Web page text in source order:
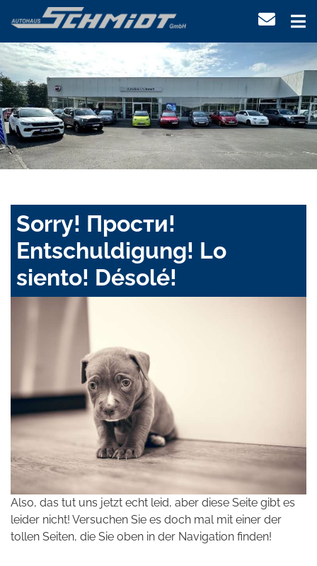
Sorry! Прости!
Entschuldigung! Lo
siento! Désolé!
Also, das tut uns jetzt echt leid, aber diese Seite gibt es
leider nicht! Versuchen Sie es doch mal mit einer der
tollen Seiten, die Sie oben in der Navigation finden!